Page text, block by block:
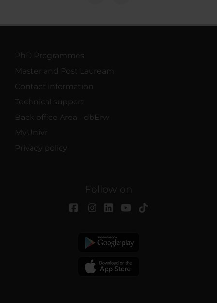
PhD Programmes
Master and Post Lauream
Contact information
Technical support
Back office Area - dbErw
MyUnivr
Privacy policy
Follow on